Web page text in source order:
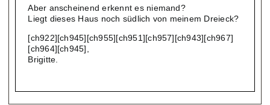
Aber anscheinend erkennt es niemand?
Liegt dieses Haus noch südlich von meinem Dreieck?
[ch922][ch945][ch955][ch951][ch957][ch943][ch967]
[ch964][ch945],
Brigitte.